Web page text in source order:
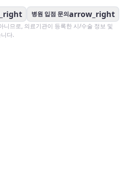
병원 입점 문의arrow_right
니므로, 의료기관이 등록한 시/수술 정보 및
다.